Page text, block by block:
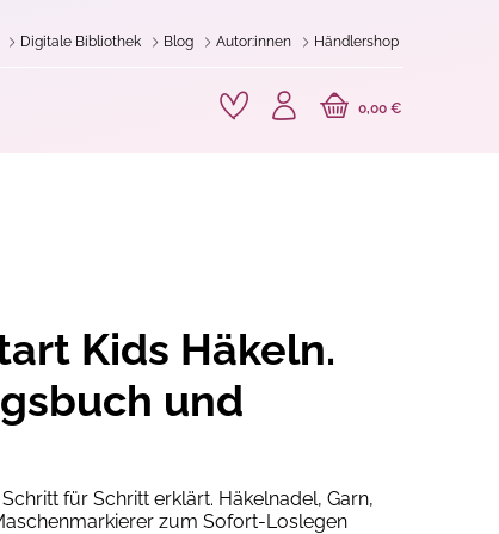
Digitale Bibliothek Blog Autor:innen Händlershop
0,00 €
Kids Häkeln.
und
für Schritt erklärt. Häkelnadel, Garn,
zum Sofort-Loslegen